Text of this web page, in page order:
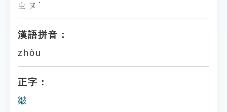
ㄓㄡˋ
漢語拼音：
zhòu
正字：
皺